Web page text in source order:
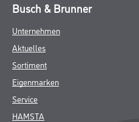
Busch & Brunner
Unternehmen
Aktuelles
Sortiment
Eigenmarken
Service
HAMSTA